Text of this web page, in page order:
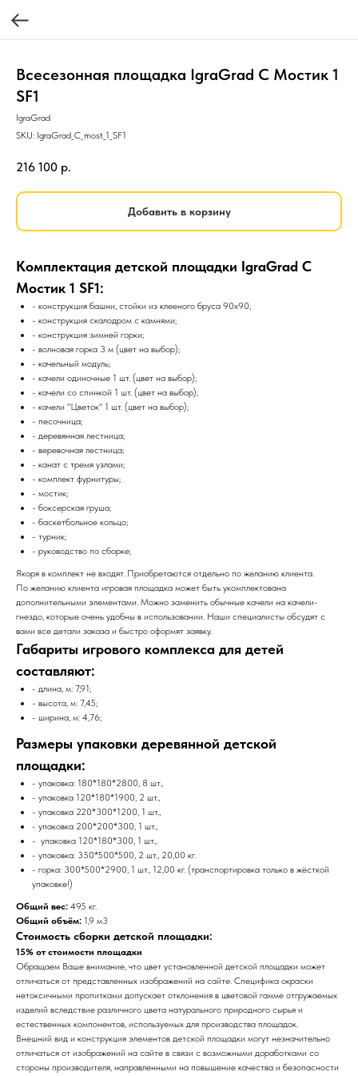
Всесезонная площадка IgraGrad С Мостик 1
SF1
IgraGrad
SKU: IgraGrad_C_most_1_SF1
216 100 р.
Добавить в корзину
Комплектация детской площадки IgraGrad C
Мостик 1 SF1:
- конструкция башни, стойки из клееного бруса 90х90;
- конструкция скалодром с камнями;
- конструкция зимней горки;
- волновая горка 3 м (цвет на выбор);
- качельный модуль;
- качели одиночные 1 шт. (цвет на выбор);
- качели со спинкой 1 шт. (цвет на выбор);
- качели "Цветок" 1 шт. (цвет на выбор);
- песочница;
- деревянная лестница;
- веревочная лестница;
- канат с тремя узлами;
- комплект фурнитуры;
- мостик;
- боксерская груша;
- баскетбольное кольцо;
- турник;
- руководство по сборке;
Якоря в комплект не входят. Приобретаются отдельно по желанию клиента.
По желанию клиента игровая площадка может быть укомплектована
дополнительными элементами. Можно заменить обычные качели на качели-
гнездо, которые очень удобны в использовании. Наши специалисты обсудят с
вами все детали заказа и быстро оформят заявку.
Габариты игрового комплекса для детей
составляют:
- длина, м: 7,91;
- высота, м: 7,45;
- ширина, м: 4,76;
Размеры упаковки деревянной детской
площадки:
- упаковка: 180*180*2800, 8 шт.,
- упаковка 120*180*1900, 2 шт.,
- упаковка 220*300*1200, 1 шт.,
- упаковка 200*200*300, 1 шт.,
- упаковка 120*180*300, 1 шт.,
- упаковка: 350*500*500, 2 шт., 20,00 кг.
- горка: 300*500*2900, 1 шт., 12,00 кг. (транспортировка только в жёсткой
упаковке!)
Общий вес: 495 кг.
Общий объём: 1,9 м3
Стоимость сборки детской площадки:
15% от стоимости площадки
Обращаем Ваше внимание, что цвет установленной детской площадки может
отличаться от представленных изображений на сайте. Специфика окраски
нетоксичными пропитками допускает отклонения в цветовой гамме отгружаемых
изделий вследствие различного цвета натурального природного сырья и
естественных компонентов, используемых для производства площадок.
Внешний вид и конструкция элементов детской площадки могут незначительно
отличаться от изображений на сайте в связи с возможными доработками со
стороны производителя, направленными на повышение качества и безопасности